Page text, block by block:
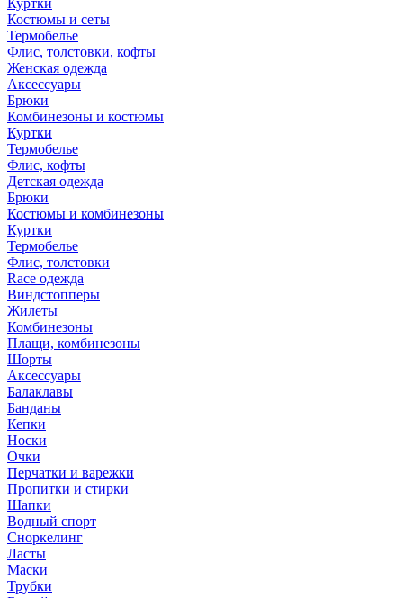
Куртки
Костюмы и сеты
Термобелье
Флис, толстовки, кофты
Женская одежда
Аксессуары
Брюки
Комбинезоны и костюмы
Куртки
Термобелье
Флис, кофты
Детская одежда
Брюки
Костюмы и комбинезоны
Куртки
Термобелье
Флис, толстовки
Race одежда
Виндстопперы
Жилеты
Комбинезоны
Плащи, комбинезоны
Шорты
Аксессуары
Балаклавы
Банданы
Кепки
Носки
Очки
Перчатки и варежки
Пропитки и стирки
Шапки
Водный спорт
Сноркелинг
Ласты
Маски
Трубки